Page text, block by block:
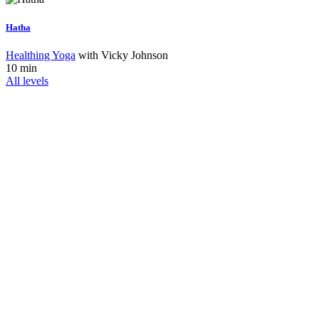
Hatha
Healthing Yoga with Vicky Johnson
10 min
All levels